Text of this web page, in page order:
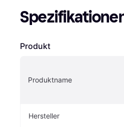
Produkt
Produktname
Hersteller